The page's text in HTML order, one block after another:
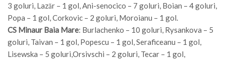
3 goluri, Lazăr – 1 gol, Ani-senocico – 7 goluri, Boian – 4 goluri,
Popa – 1 gol, Corkovic – 2 goluri, Moroianu – 1 gol.
CS Minaur Baia Mare: Burlachenko – 10 goluri, Rysankova – 5
goluri, Taivan – 1 gol, Popescu – 1 gol, Seraficeanu – 1 gol,
Lisewska – 5 goluri,Orsivschi – 2 goluri, Tecar – 1 gol,